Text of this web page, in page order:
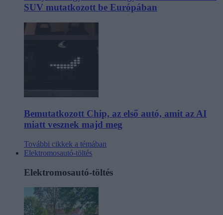
SUV mutatkozott be Európában
Bemutatkozott Chip, az első autó, amit az AI
miatt vesznek majd meg
További cikkek a témában
Elektromosautó-töltés
Elektromosautó-töltés